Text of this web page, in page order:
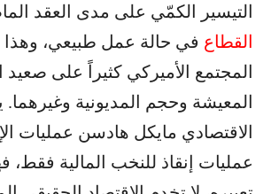
التيسير الكمّي على مدى العقد
القطاع في حالة عمل طبيعي، وهذا
المجتمع الأميركي كثيراً على صعيد
المعيشة وحجم المديونية
الاقتصادي مايكل هادسن عمليات
عمليات إنقاذ للنخب المالية